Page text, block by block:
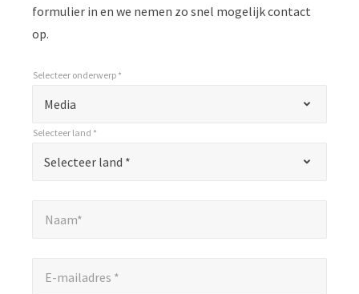
formulier in en we nemen zo snel mogelijk contact
op.
"
geeft
Media
Selecteer onderwerp *
Selecteer land *
Selecteer land *
Naam*
E-mailadres *